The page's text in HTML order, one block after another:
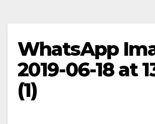
WhatsApp
2019-06-18 at
(1)